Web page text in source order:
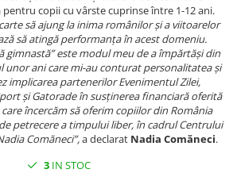
copii cu vârste cuprinse între 1-12 ani.
să ajung la inima românilor și a viitoarelor
să atingă performanța în acest domeniu.
gimnastă” este modul meu de a împărtăși din
unor ani care mi-au conturat personalitatea și
implicarea partenerilor Evenimentul Zilei,
și Gatorade în susținerea financiară oferită
încercăm să oferim copiilor din România
petrecere a timpului liber, în cadrul Centrului
Comăneci”,a declarat Nadia Comăneci.
3 IN STOC